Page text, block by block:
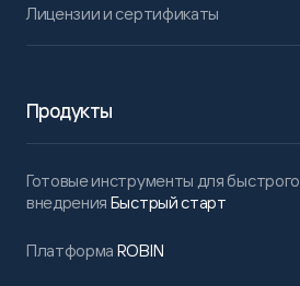
Лицензии и сертификаты
Продукты
Готовые инструменты для быстрого
внедрения Быстрый старт
Платформа ROBIN